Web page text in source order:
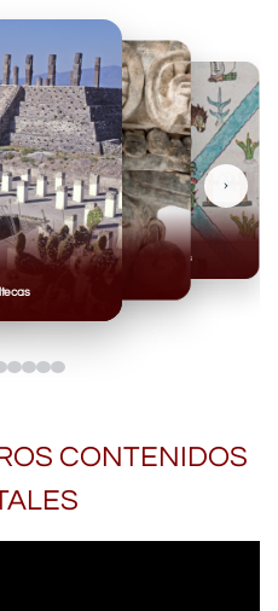
Mexicas
›
CONTENIDOS